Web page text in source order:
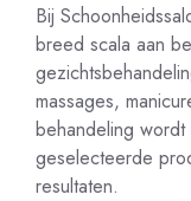
Bij
breed scala aan
massages,
behandeling
geselecteerde
resultaten.